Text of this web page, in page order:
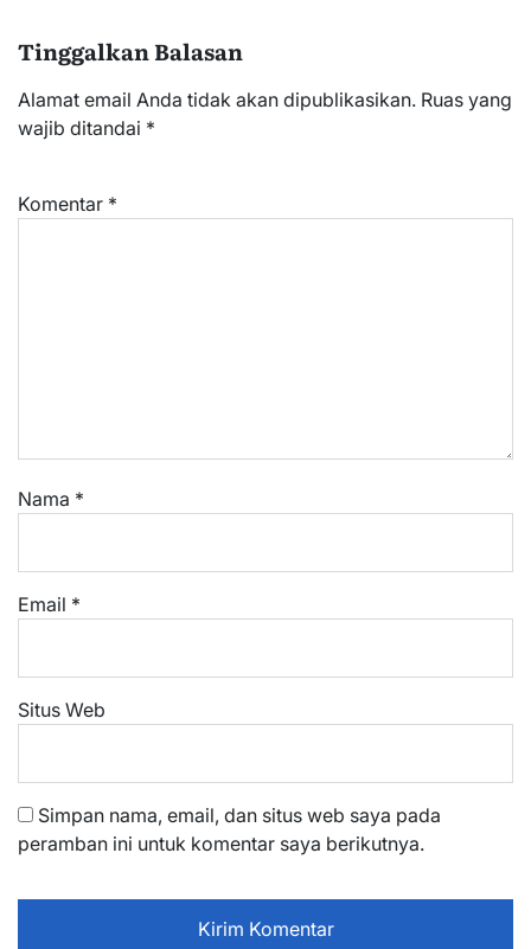
Tinggalkan Balasan
Alamat email Anda tidak akan dipublikasikan. Ruas yang
wajib ditandai *
Komentar *
Nama *
Email *
Situs Web
Simpan nama, email, dan situs web saya pada
peramban ini untuk komentar saya berikutnya.